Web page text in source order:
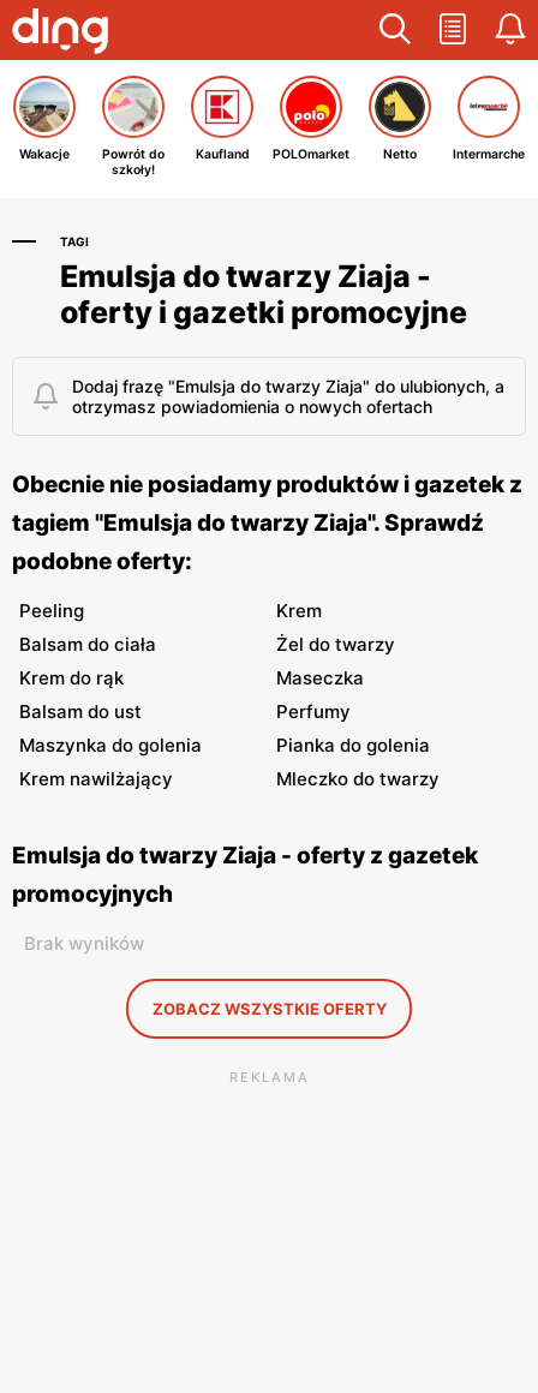
Wakacje
Powrót do
szkoły!
Kaufland POLOmarket Netto Intermarche
TAGI
Emulsja do twarzy Ziaja -
oferty i gazetki promocyjne
Dodaj frazę "Emulsja do twarzy Ziaja" do ulubionych, a
otrzymasz powiadomienia o nowych ofertach
Obecnie nie posiadamy produktów i gazetek z
tagiem "Emulsja do twarzy Ziaja". Sprawdź
podobne oferty:
Peeling
Krem
Balsam do ciała
Żel do twarzy
Krem do rąk
Maseczka
Balsam do ust
Perfumy
Maszynka do golenia
Pianka do golenia
Krem nawilżający
Mleczko do twarzy
Emulsja do twarzy Ziaja - oferty z gazetek
promocyjnych
Brak wyników
ZOBACZ WSZYSTKIE OFERTY
REKLAMA